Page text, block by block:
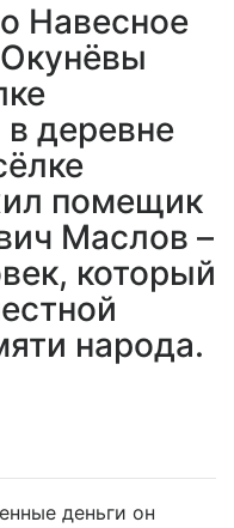
Навесное
Окунёвы
деревне
помещик
Маслов –
который
народа.
деньги он